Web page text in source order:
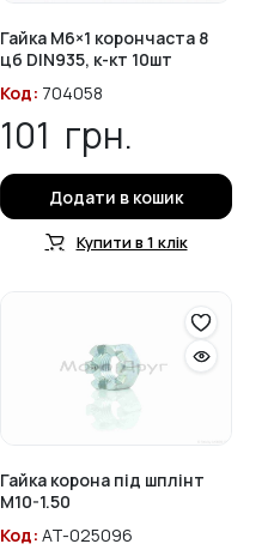
Гайка М6×1 корончаста 8
цб DIN935, к-кт 10шт
Код: 704058
101 грн.
Додати в кошик
Купити в 1 клік
Гайка корона під шплінт
M10-1.50
Код: AT-025096